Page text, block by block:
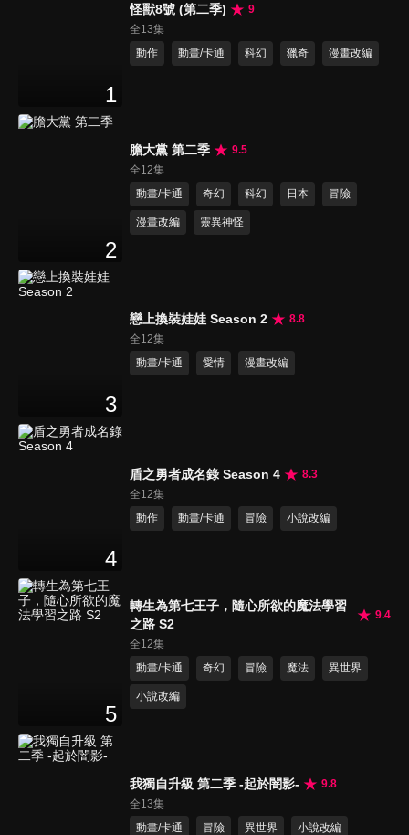
1
怪獸8號 (第二季)
9
全13集
動作
動畫/卡通 科幻 獵奇 漫畫改編
2
膽大黨 第二季
9.5
全12集
動畫/卡通
奇幻 科幻 日本 冒險
漫畫改編 靈異神怪
3
戀上換裝娃娃 Season 2
8.8
全12集
動畫/卡通
愛情 漫畫改編
4
盾之勇者成名錄 Season 4
8.3
全12集
動作
動畫/卡通 冒險 小說改編
5
轉生為第七王子，隨心所欲的魔法學習
之路 S2
9.4
全12集
動畫/卡通
奇幻 冒險 魔法 異世界
小說改編
我獨自升級 第二季 -起於闇影-
9.8
全13集
動畫/卡通
冒險 異世界 小說改編